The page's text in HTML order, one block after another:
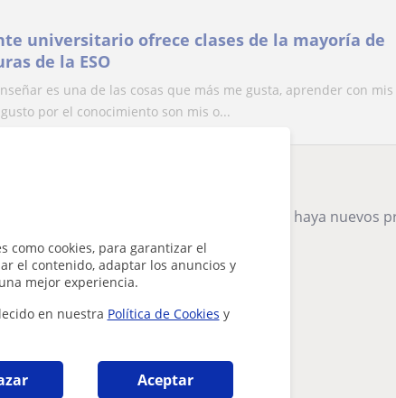
como cookies, para garantizar el
el contenido, adaptar los anuncios y
mejor experiencia.
en nuestra Política de Cookies y
Aceptar
universitario ofrece clases de la mayoría de
de la ESO
es una de las cosas que más me gusta, aprender con
por el conocimiento son mis o...
o guárdala y te avisaremos cuando haya nuevos